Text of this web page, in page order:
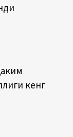
кенг